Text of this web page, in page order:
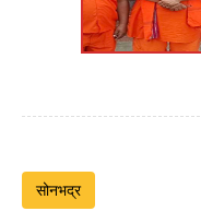
सोनभद्र